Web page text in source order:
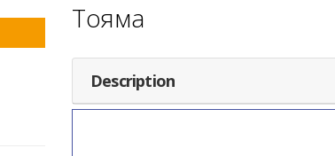
Тояма
Description